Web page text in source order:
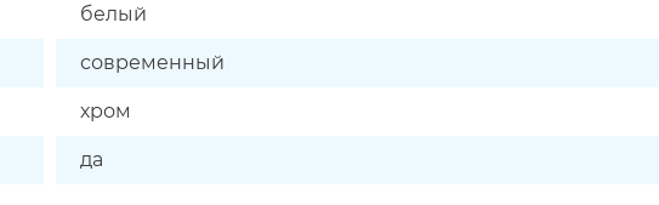
белый
современный
хром
да